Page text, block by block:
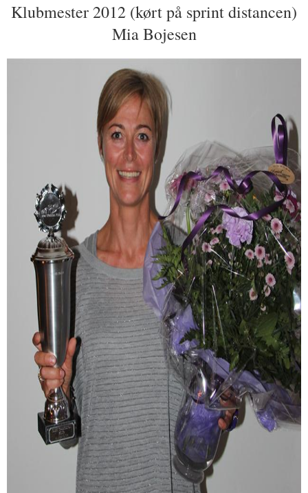
Klubmester 2012 (kørt på sprint distancen)
Mia Bojesen